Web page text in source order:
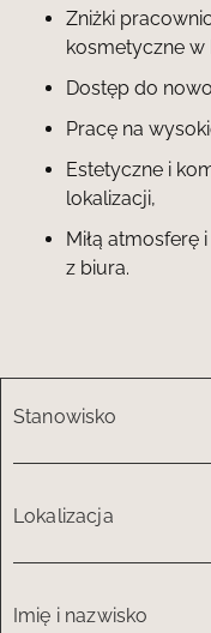
Zniżki
kosmetyczne w
Dostęp do
Pracę na
Estetyczne i
lokalizacji,
Miłą atmosferę
z biura.
Stanowisko
Lokalizacja
Imię i nazwisko